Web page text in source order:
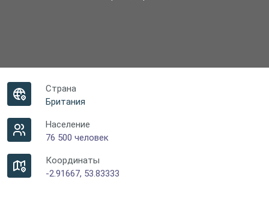
Страна
Британия
Население
76 500 человек
Координаты
-2.91667, 53.83333